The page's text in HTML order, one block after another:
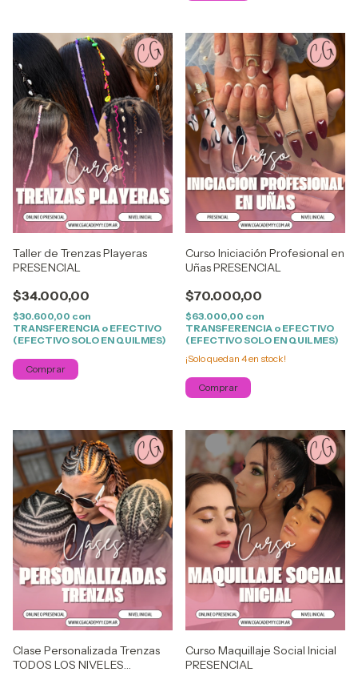
Taller de Trenzas Playeras
PRESENCIAL
$34.000,00
$30.600,00 con
TRANSFERENCIA o EFECTIVO
(EFECTIVO SOLO EN QUILMES)
Comprar
Curso Iniciación Profesional en
Uñas PRESENCIAL
$70.000,00
$63.000,00 con
TRANSFERENCIA o EFECTIVO
(EFECTIVO SOLO EN QUILMES)
¡Solo quedan 4en stock!
Comprar
Clase Personalizada Trenzas
TODOS LOS NIVELES
Curso Maquillaje Social Inicial
PRESENCIAL